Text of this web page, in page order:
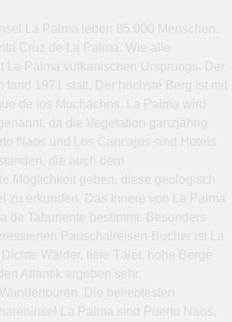
La Palma leben 85.000 Menschen.
Cruz de La Palma. Wie alle
La Palma vulkanischen Ursprungs. Der
fand 1971 statt. Der höchste Berg ist mit
de los Muchachos. La Palma wird
da die Vegetation ganzjährig
Naos und Los Cancajos sind Hotels
die auch dem
Möglichkeit geben, diese geologisch
zu erkunden. Das Innere von La Palma
de Taburiente bestimmt. Besonders
Pauschalreisen-Bucher ist La
Wälder, tiefe Täler, hohe Berge
Atlantik ergeben sehr
Die beliebtesten
La Palma sind Puerto Naos,